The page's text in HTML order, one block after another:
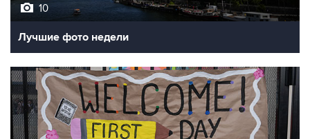
10
Лучшие фото недели